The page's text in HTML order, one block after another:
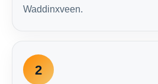
Waddinxveen.
2